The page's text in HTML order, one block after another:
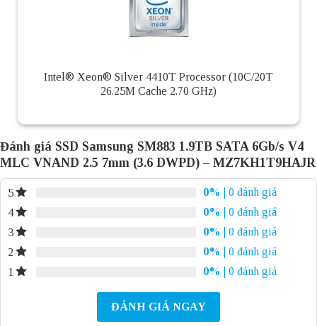
Intel® Xeon® Silver 4410T Processor (10C/20T
26.25M Cache 2.70 GHz)
Đánh giá SSD Samsung SM883 1.9TB SATA 6Gb/s V4
MLC VNAND 2.5 7mm (3.6 DWPD) – MZ7KH1T9HAJR
5 0%
| 0 đánh giá
4
0%
| 0 đánh giá
3
0%
| 0 đánh giá
2
0%
| 0 đánh giá
1
0% | 0 đánh giá
ĐÁNH GIÁ NGAY